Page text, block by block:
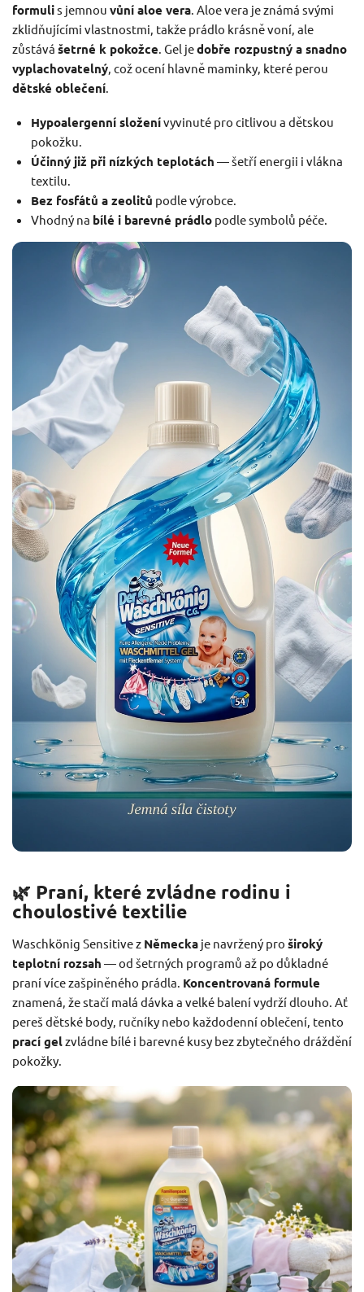
formulis jemnou vůní aloe vera . Aloe vera je známá svými
zklidňujícími vlastnostmi, takže prádlo krásně voní, ale
zůstává šetrné k pokožce . Gel jedobře rozpustný a snadno
vyplachovatelný , což ocení hlavně maminky, které perou
dětské oblečení
Hypoalergenní složenívyvinuté pro citlivou a dětskou
pokožku.
Účinný již při nízkých teplotách — šetří energii i vlákna
textilu.
Bez fosfátů a zeolitů podle výrobce.
Vhodný na bílé i barevné prádlopodle symbolů péče.
🌿 Praní, které zvládne rodinu i
choulostivé textilie
Waschkönig Sensitive z Německa je navržený pro široký
teplotní rozsah — od šetrných programů až po důkladné
praní více zašpiněného prádla. Koncentrovaná formule
znamená, že stačí malá dávka a velké balení vydrží dlouho. Ať
pereš dětské body, ručníky nebo každodenní oblečení, tento
prací gelzvládne bílé i barevné kusy bez zbytečného dráždění
pokožky.